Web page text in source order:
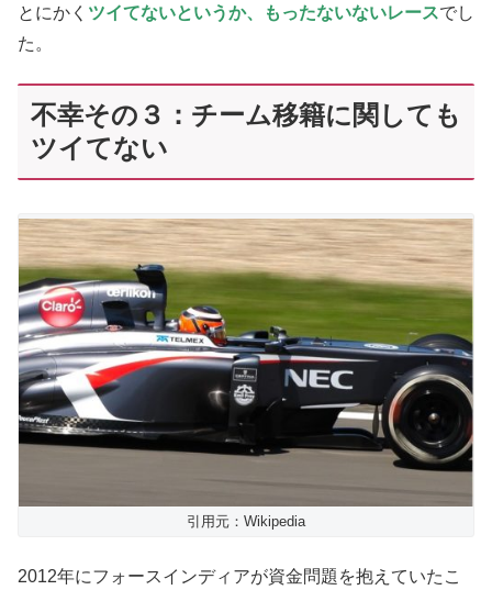
とにかく ツイてないというか、もったないないレースでし
た。
不幸その３：チーム移籍に関しても
ツイてない
引用元：Wikipedia
2012年にフォースインディアが資金問題を抱えていたこ